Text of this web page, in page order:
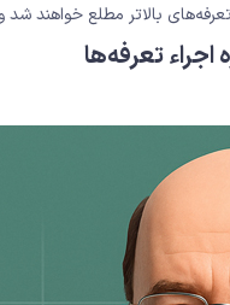
اجراء تعرفه‌ها